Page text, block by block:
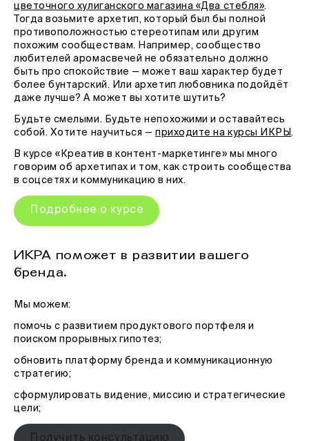
цветочного хулиганского магазина «Два стебля».
Тогда возьмите архетип, который был бы полной
противоположностью стереотипам или другим
похожим сообществам. Например, сообщество
любителей аромасвечей не обязательно должно
быть про спокойствие — может ваш характер будет
более бунтарский. Или архетип любовника подойдёт
даже лучше? А может вы хотите шутить?
Будьте смелыми. Будьте непохожими и оставайтесь
собой. Хотите научиться —приходите на курсы ИКРЫ .
В курсе «Креатив в контент-маркетинге» мы много
говорим об архетипах и том, как строить сообщества
в соцсетях и коммуникацию в них.
Подробнее о курсе
ИКРА поможет в развитии вашего
бренда.
Мы можем:
помочь с развитием продуктового портфеля и
поиском прорывных гипотез;
обновить платформу бренда и коммуникационную
стратегию;
сформулировать видение, миссию и стратегические
цели;
Получить консультацию